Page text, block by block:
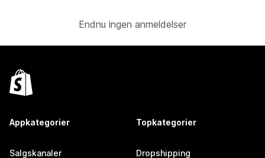
Endnu ingen anmeldelser
Appkategorier
Salgskanaler
Topkategorier
Dropshipping